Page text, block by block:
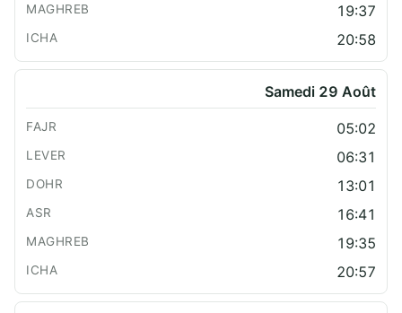
19:37
20:58
Samedi 29 Août
05:02
06:31
13:01
16:41
19:35
20:57